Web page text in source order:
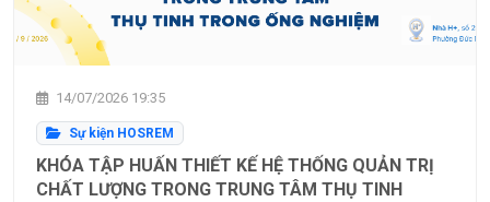
14/07/2026 19:35
Sự kiện HOSREM
KHÓA TẬP HUẤN THIẾT KẾ HỆ THỐNG QUẢN TRỊ
CHẤT LƯỢNG TRONG TRUNG TÂM THỤ TINH